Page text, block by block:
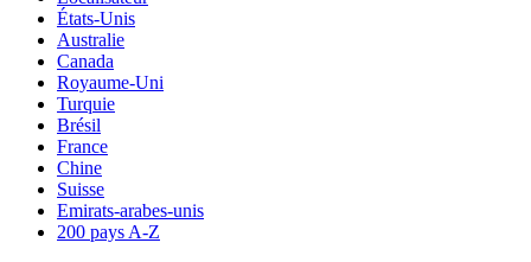
États-Unis
Australie
Canada
Royaume-Uni
Turquie
Brésil
France
Chine
Suisse
Emirats-arabes-unis
200 pays A-Z